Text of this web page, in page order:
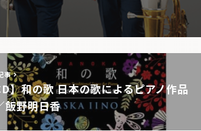
事
】和の歌 日本の歌によるピアノ作品
飯野明日香